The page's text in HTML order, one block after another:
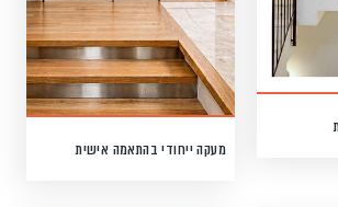
מעקה ייחודי בהתאמה אישית